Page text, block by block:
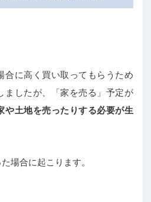
合に高く買い取ってもらうため
ましたが、「家を売る」予定が
や土地を売ったりする必要が生
場合に起こります。